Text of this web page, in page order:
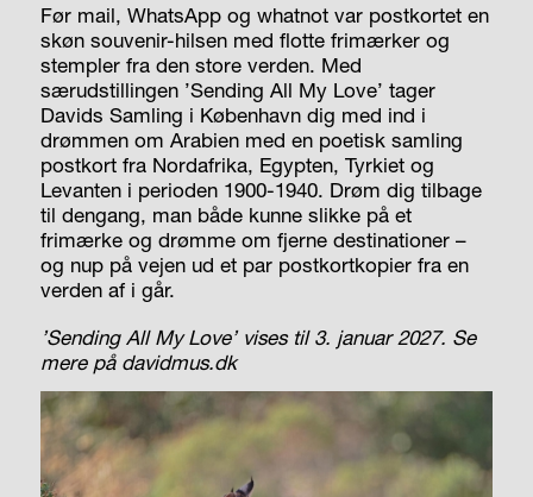
Før mail, WhatsApp og whatnot var postkortet en
skøn souvenir-hilsen med flotte frimærker og
stempler fra den store verden. Med
særudstillingen ’Sending All My Love’ tager
Davids Samling i København dig med ind i
drømmen om Arabien med en poetisk samling
postkort fra Nordafrika, Egypten, Tyrkiet og
Levanten i perioden 1900-1940. Drøm dig tilbage
til dengang, man både kunne slikke på et
frimærke og drømme om fjerne destinationer –
og nup på vejen ud et par postkortkopier fra en
verden af i går.
’Sending All My Love’ vises til 3. januar 2027. Se
mere på davidmus.dk